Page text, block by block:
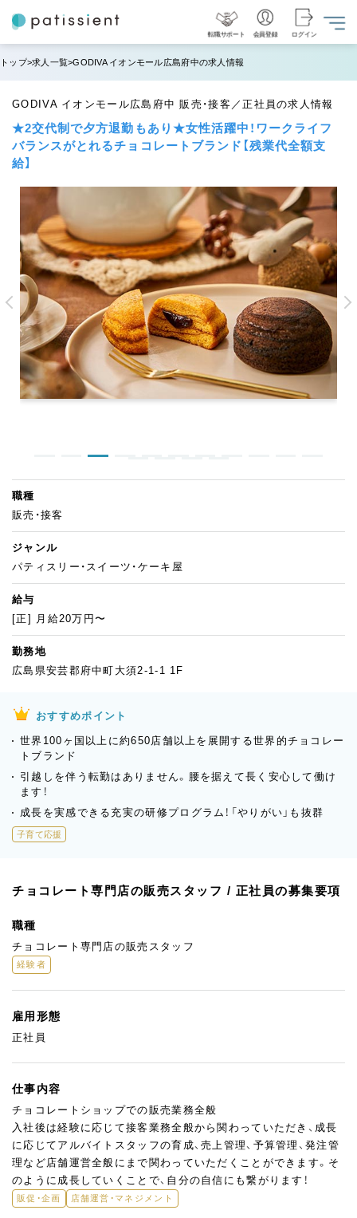
転職サポート 会員登録 ログイン
トップ 求人一覧 GODIVA イオンモール広島府中の求人情報
GODIVA イオンモール広島府中 販売・接客／正社員の求人情報
★2交代制で夕方退勤もあり★女性活躍中！ワークライフ
バランスがとれるチョコレートブランド【残業代全額支
給】
職種
販売・接客
ジャンル
パティスリー・スイーツ・ケーキ屋
給与
[正] 月給20万円〜
勤務地
広島県安芸郡府中町大須2-1-1 1F
おすすめポイント
世界100ヶ国以上に約650店舗以上を展開する世界的チョコレー
トブランド
引越しを伴う転勤はありません。腰を据えて長く安心して働け
ます！
成長を実感できる充実の研修プログラム！「やりがい」も抜群
子育て応援
チョコレート専門店の販売スタッフ / 正社員の募集要項
職種
チョコレート専門店の販売スタッフ
経験者
雇用形態
正社員
仕事内容
チョコレートショップでの販売業務全般
入社後は経験に応じて接客業務全般から関わっていただき、成長
に応じてアルバイトスタッフの育成、売上管理、予算管理、発注管
理など店舗運営全般にまで関わっていただくことができます。そ
のように成長していくことで、自分の自信にも繋がります！
販促・企画 店舗運営・マネジメント